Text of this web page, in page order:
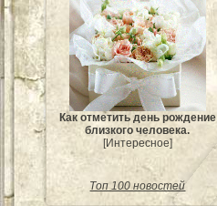
Как отметить день рождение
близкого человека.
[Интересное]
Топ 100 новостей